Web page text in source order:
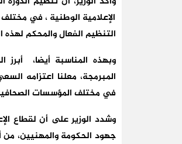
الإعلامية الوطنية ، في
التنظيم الفعال والمحكم لهذه
وبهذه المناسبة أيضا، أبرز
المبرمجة، معلنا اعتزامه
في مختلف المؤسسات
وشدد الوزير على أن لقطاع
جهود الحكومة والمهنيين، من